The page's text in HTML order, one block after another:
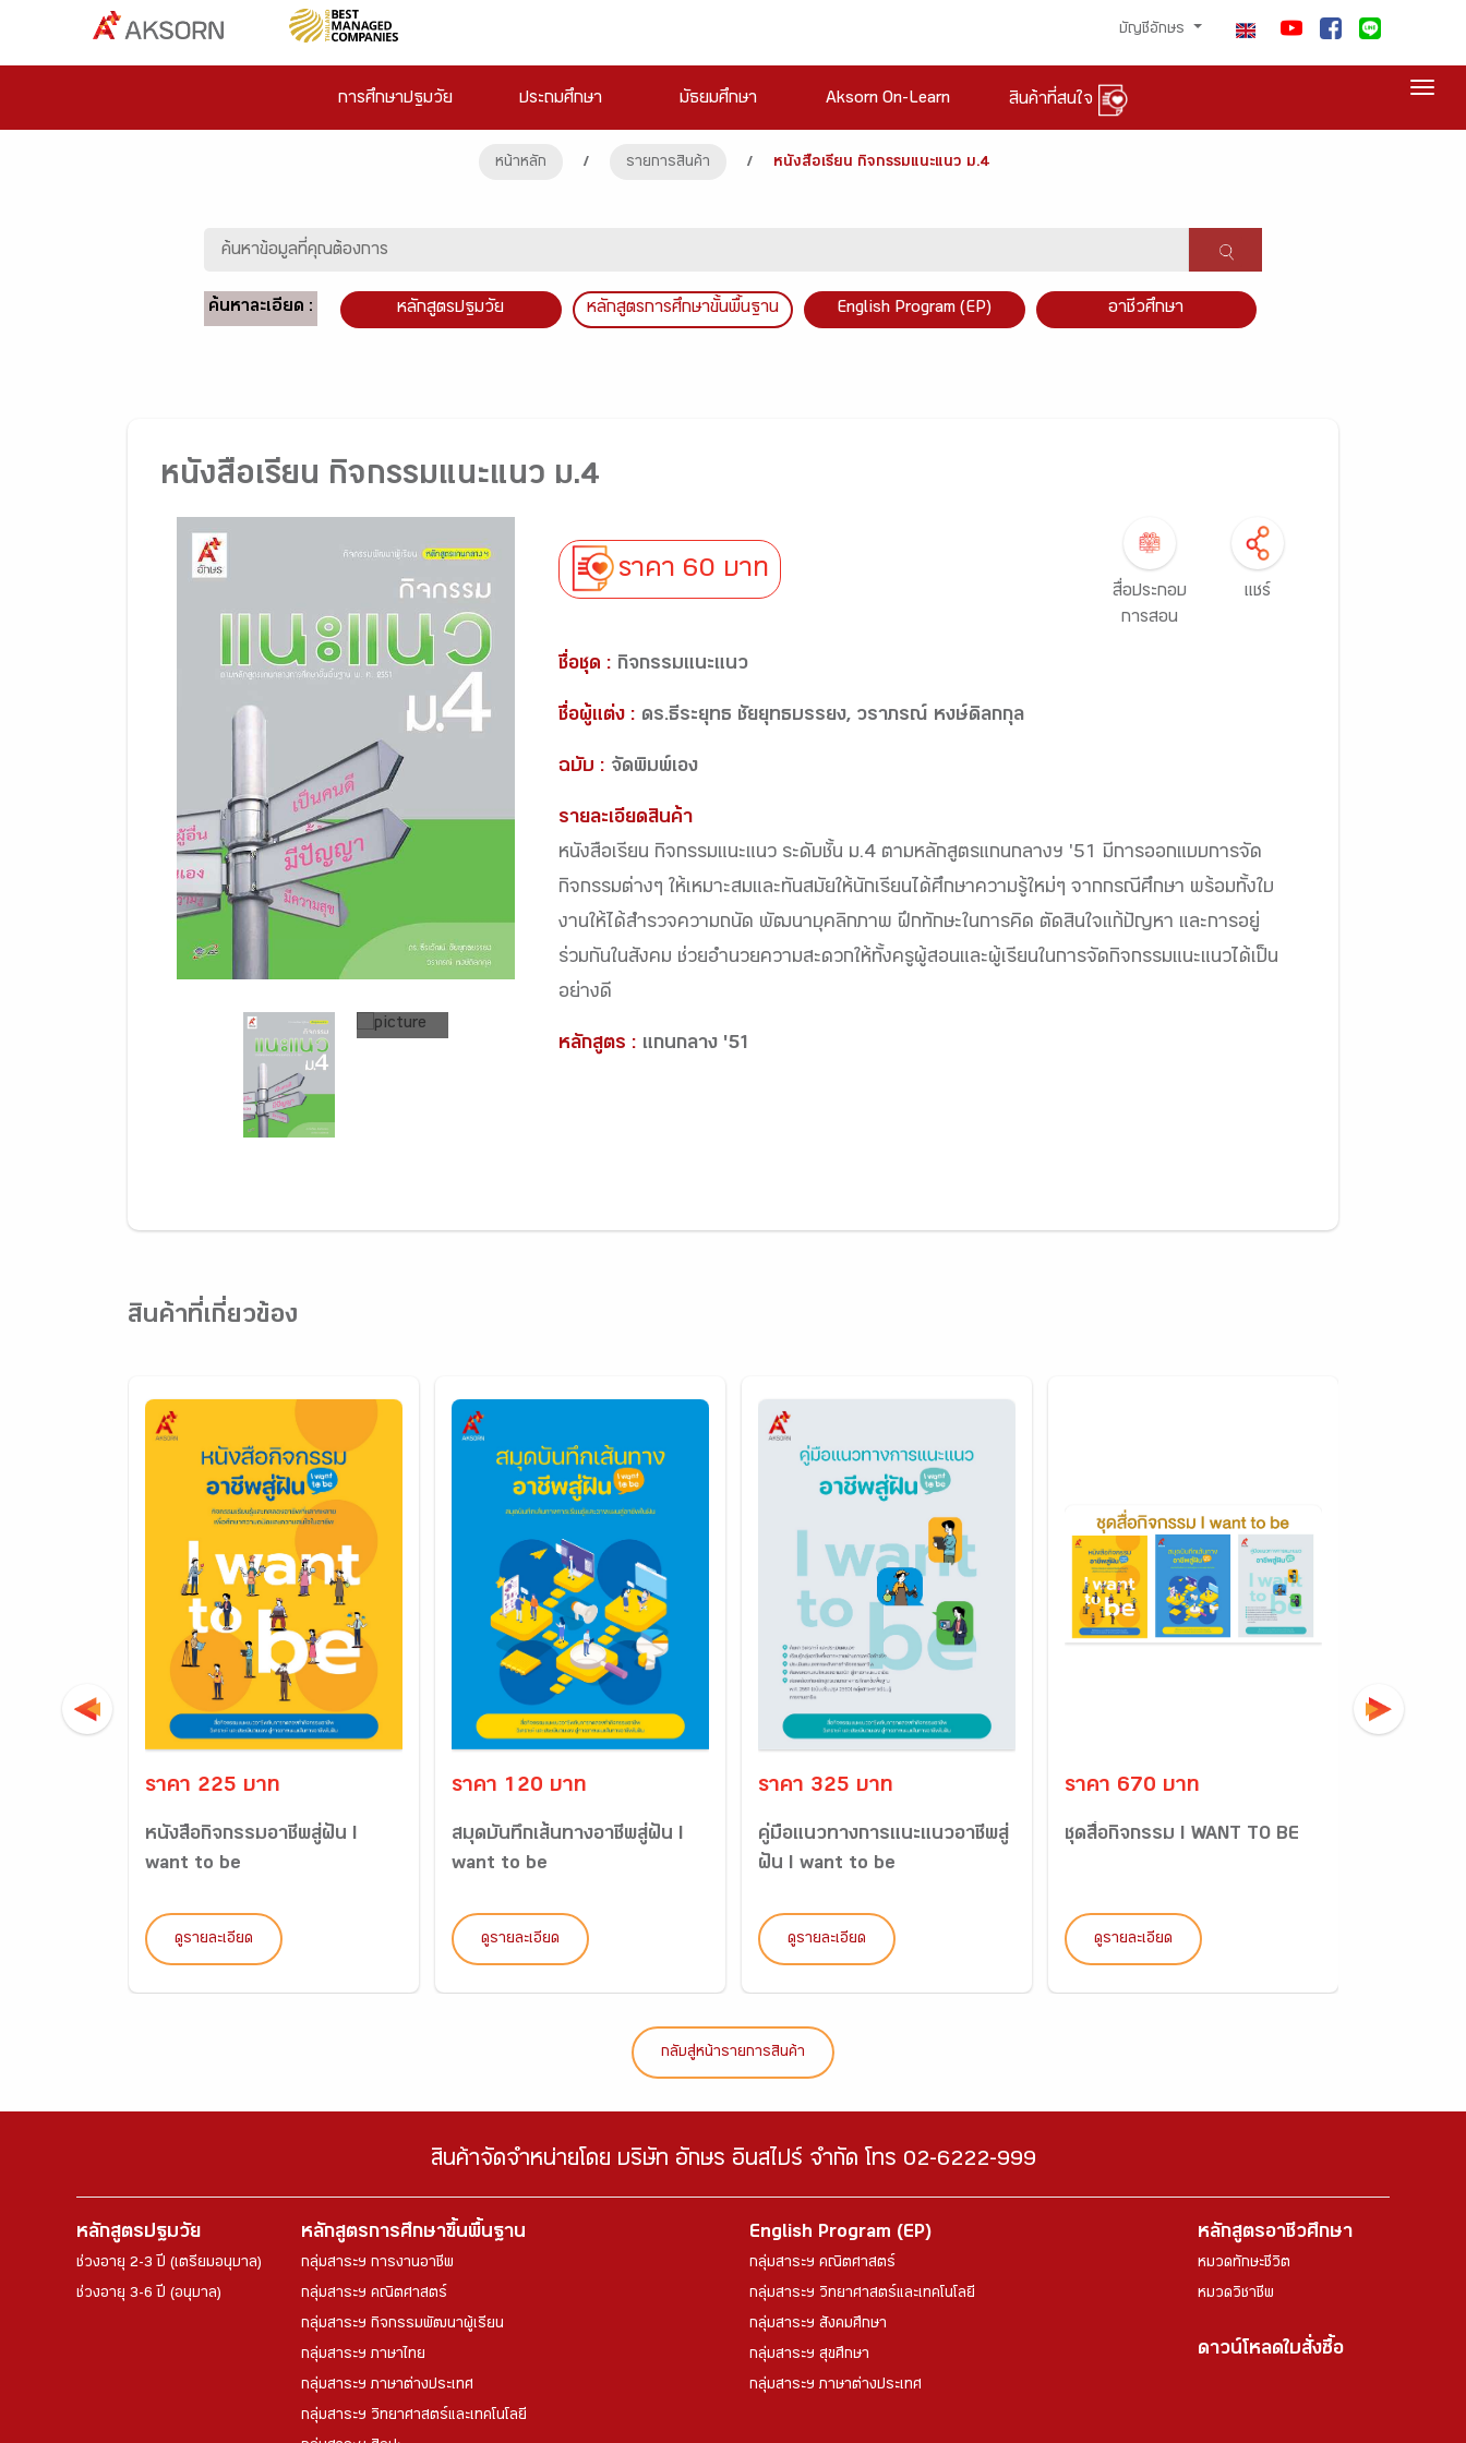
บัญชีอักษร
การศึกษาปฐมวัย ประถมศึกษา มัธยมศึกษา Aksorn On-Learn สินค้าที่สนใจ
หน้าหลัก / รายการสินค้า / หนังสือเรียน กิจกรรมแนะแนว ม.4
ค้นหาละเอียด : หลักสูตรปฐมวัย หลักสูตรการศึกษาขั้นพื้นฐาน English Program (EP) อาชีวศึกษา
หนังสือเรียน กิจกรรมแนะแนว ม.4
ราคา 60 บาท
สื่อประกอบ
การสอน
แชร์
ชื่อชุด : กิจกรรมแนะแนว
ชื่อผู้แต่ง : ดร.ธีระยุทธ ชัยยุทธบรรยง, วราภรณ์ หงษ์ดิลกกุล
ฉบับ : จัดพิมพ์เอง
รายละเอียดสินค้า
หนังสือเรียน กิจกรรมแนะแนว ระดับชั้น ม.4 ตามหลักสูตรแกนกลางฯ '51 มีการออกแบบการจัด
กิจกรรมต่างๆ ให้เหมาะสมและทันสมัยให้นักเรียนได้ศึกษาความรู้ใหม่ๆ จากกรณีศึกษา พร้อมทั้งใบ
งานให้ได้สำรวจความถนัด พัฒนาบุคลิกภาพ ฝึกทักษะในการคิด ตัดสินใจแก้ปัญหา และการอยู่
ร่วมกันในสังคม ช่วยอำนวยความสะดวกให้ทั้งครูผู้สอนและผู้เรียนในการจัดกิจกรรมแนะแนวได้เป็น
อย่างดี
หลักสูตร : แกนกลาง '51
สินค้าที่เกี่ยวข้อง
ราคา 225 บาท
หนังสือกิจกรรมอาชีพสู่ฝัน I
want to be
ดูรายละเอียด
ราคา 120 บาท
สมุดบันทึกเส้นทางอาชีพสู่ฝัน I
want to be
ดูรายละเอียด
ราคา 325 บาท
คู่มือแนวทางการแนะแนวอาชีพสู่
ฝัน I want to be
ดูรายละเอียด
ราคา 670 บาท
ชุดสื่อกิจกรรม I WANT TO BE
ดูรายละเอียด
กลับสู่หน้ารายการสินค้า
สินค้าจัดจำหน่ายโดย บริษัท อักษร อินสไปร์ จำกัด โทร 02-6222-999
หลักสูตรปฐมวัย
ช่วงอายุ 2-3 ปี (เตรียมอนุบาล)
ช่วงอายุ 3-6 ปี (อนุบาล)
หลักสูตรการศึกษาขึ้นพื้นฐาน
กลุ่มสาระฯ การงานอาชีพ
กลุ่มสาระฯ คณิตศาสตร์
กลุ่มสาระฯ กิจกรรมพัฒนาผู้เรียน
กลุ่มสาระฯ ภาษาไทย
กลุ่มสาระฯ ภาษาต่างประเทศ
กลุ่มสาระฯ วิทยาศาสตร์และเทคโนโลยี
English Program (EP)
กลุ่มสาระฯ คณิตศาสตร์
กลุ่มสาระฯ วิทยาศาสตร์และเทคโนโลยี
กลุ่มสาระฯ สังคมศึกษา
กลุ่มสาระฯ สุขศึกษา
กลุ่มสาระฯ ภาษาต่างประเทศ
หลักสูตรอาชีวศึกษา
หมวดทักษะชีวิต
หมวดวิชาชีพ
ดาวน์โหลดใบสั่งซื้อ